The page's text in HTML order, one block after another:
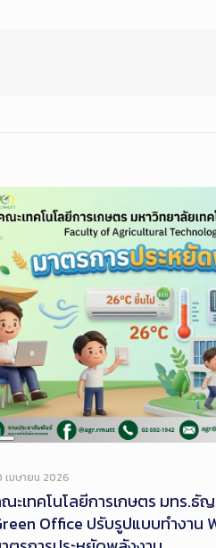
Long
เมษายน 2026
ะเทคโนโลยีการเกษตร มทร.ธั
Office ปรับรูปแบบทำงาน